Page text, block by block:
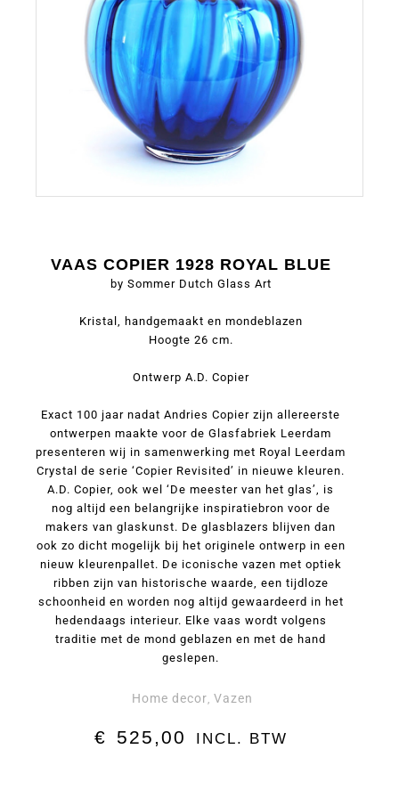
VAAS COPIER 1928 ROYAL BLUE
by Sommer Dutch Glass Art
Kristal, handgemaakt en mondeblazen
Hoogte 26 cm.
Ontwerp A.D. Copier
Exact 100 jaar nadat Andries Copier zijn allereerste
ontwerpen maakte voor de Glasfabriek Leerdam
presenteren wij in samenwerking met Royal Leerdam
Crystal de serie ‘Copier Revisited’ in nieuwe kleuren.
A.D. Copier, ook wel ‘De meester van het glas’, is
nog altijd een belangrijke inspiratiebron voor de
makers van glaskunst. De glasblazers blijven dan
ook zo dicht mogelijk bij het originele ontwerp in een
nieuw kleurenpallet. De iconische vazen met optiek
ribben zijn van historische waarde, een tijdloze
schoonheid en worden nog altijd gewaardeerd in het
hedendaags interieur. Elke vaas wordt volgens
traditie met de mond geblazen en met de hand
geslepen.
Home decor, Vazen
€ 525,00 INCL. BTW